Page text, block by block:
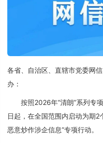
各省、自治区、直辖市党委网
办：
按照2026年“清朗”系列专
日起，在全国范围内启动为期2
恶意炒作涉企信息”专项行动。